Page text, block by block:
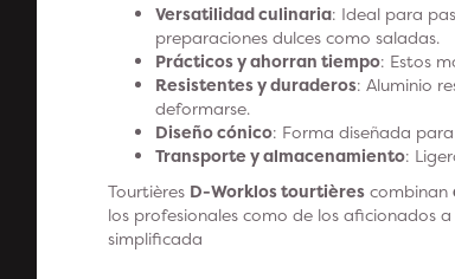
Versatilidad culinaria: Ideal para
preparaciones dulces como saladas.
Prácticos y ahorran tiempo: Estos
Resistentes y duraderos: Aluminio
deformarse.
Diseño cónico: Forma diseñada
Transporte y almacenamiento:
Tourtières D-Worklos tourtières combinan
los profesionales como de los aficionados
simplificada